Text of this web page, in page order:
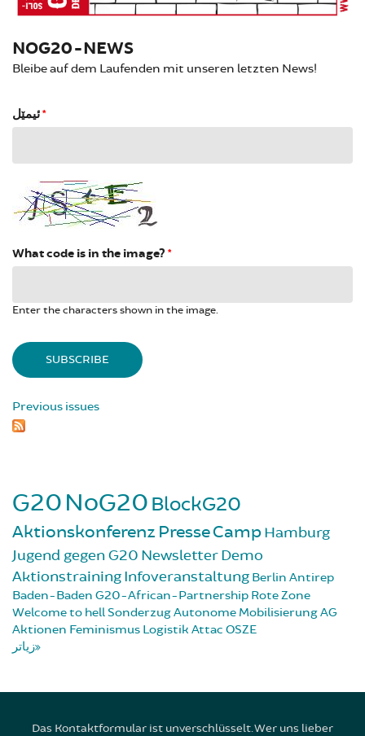
NOG20-NEWS
Bleibe auf dem Laufenden mit unseren letzten News!
*
What code is in the image? *
Enter the characters shown in the image.
Previous issues
G20NoG20 BlockG20
Aktionskonferenz PresseCampHamburg
Jugend gegen G20 NewsletterDemo
AktionstrainingInfoveranstaltung Berlin Antirep
Baden-Baden G20-African-Partnership Rote Zone
Welcome to hellSonderzugAutonome MobilisierungAG
Aktionen Feminismus Logistik Attac OSZE
زیاتر
Das Kontaktformular ist unverschlüsselt. Wer uns lieber